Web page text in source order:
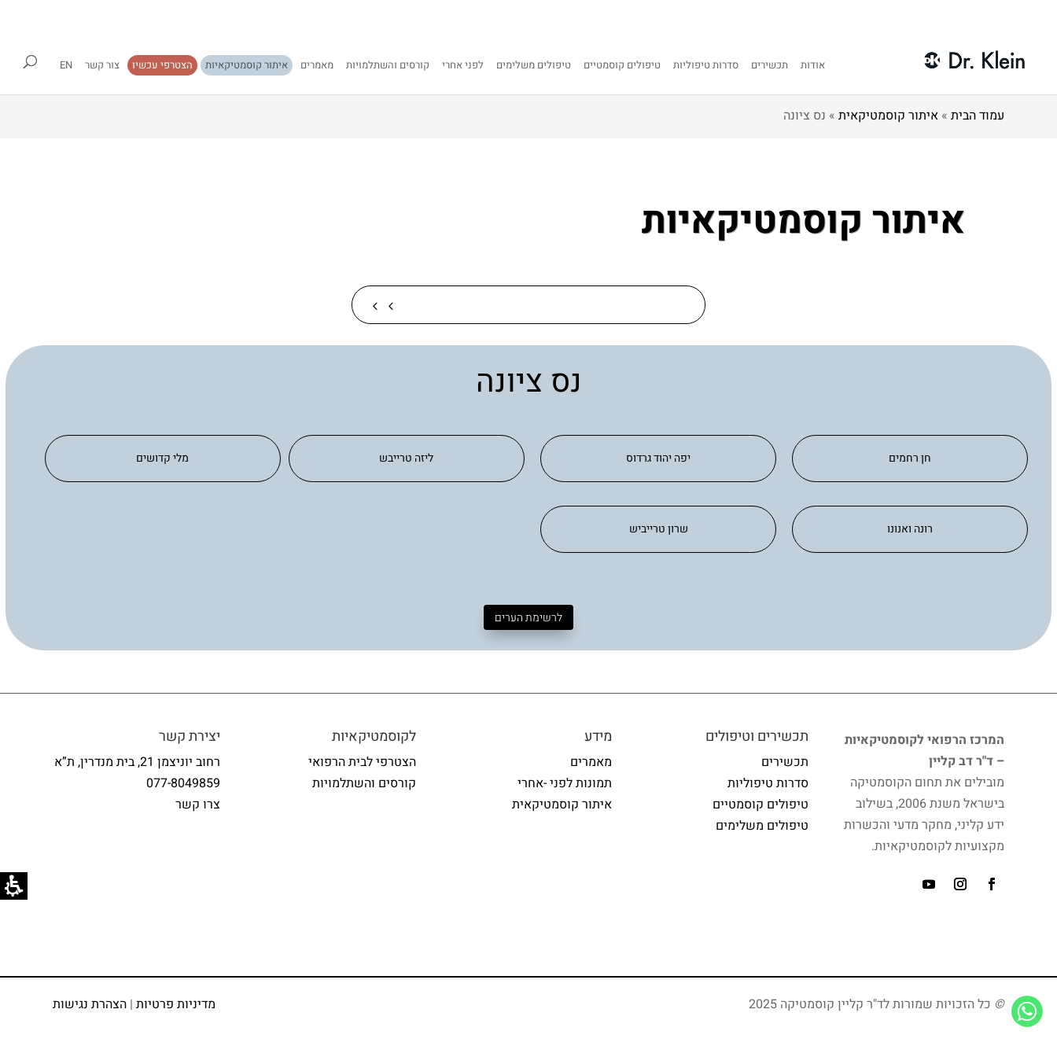
אודות תכשירים סדרות טיפוליות טיפולים קוסמטיים טיפולים משלימים לפני אחרי קורסים והשתלמויות מאמרים איתור קוסמטיקאיות הצטרפי עכשיו צור קשר EN
עמוד הבית »איתור קוסמטיקאית » נס ציונה
איתור קוסמטיקאיות
נס ציונה
חן רחמים יפה יהוד גרדוס ליזה טרייבש מלי קדושים
רונה ואנונו שרון טרייביש
לרשימת הערים
יצירת קשר
רחוב יוניצמן 21, בית מנדרין, ת”א
077-8049859
צרו קשר
לקוסמטיקאיות
הצטרפי לבית הרפואי
קורסים והשתלמויות
מידע
מאמרים
תמונות לפני -אחרי
איתור קוסמטיקאית
תכשירים וטיפולים
תכשירים
סדרות טיפוליות
טיפולים קוסמטיים
טיפולים משלימים
המרכז הרפואי לקוסמטיקאיות
– ד"ר דב קליין
מובילים את תחום הקוסמטיקה
בישראל משנת 2006, בשילוב
ידע קליני, מחקר מדעי והכשרות
מקצועיות לקוסמטיקאיות.
מדיניות פרטיות| הצהרת נגישות © כל הזכויות שמורות לד"ר קליין קוסמטיקה 2025